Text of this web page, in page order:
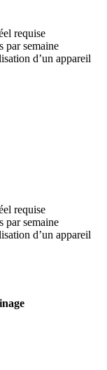
requise
par semaine
d’un appareil
requise
par semaine
d’un appareil